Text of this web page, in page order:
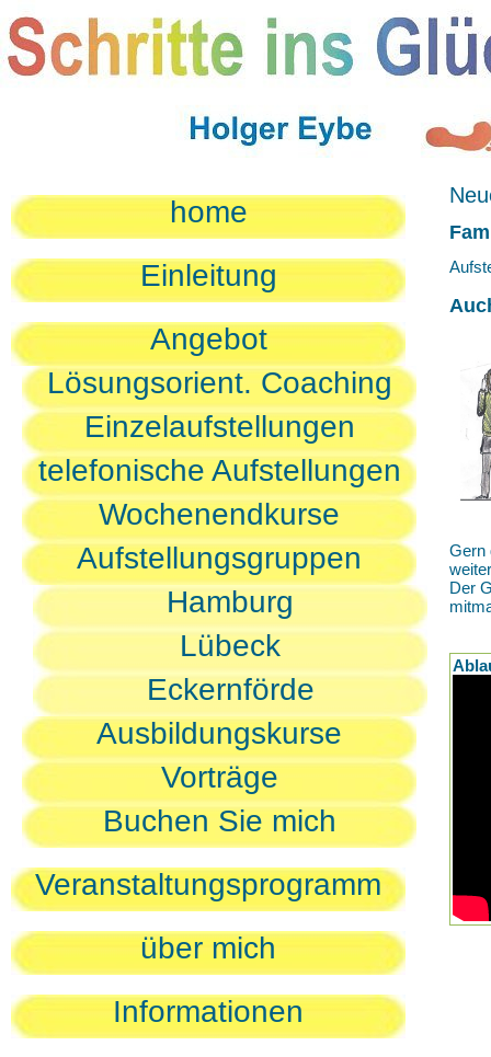
home
Einleitung
Angebot
Lösungsorient. Coaching
Einzelaufstellungen
telefonische Aufstellungen
Wochenendkurse
Aufstellungsgruppen
Hamburg
Lübeck
Eckernförde
Ausbildungskurse
Vorträge
Buchen Sie mich
Veranstaltungsprogramm
über mich
Informationen
Gern
Der